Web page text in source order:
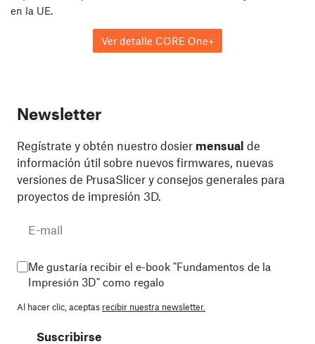
en la UE.
Ver detalle CORE One+
Newsletter
Regístrate y obtén nuestro dosier mensual de
información útil sobre nuevos firmwares, nuevas
versiones de PrusaSlicer y consejos generales para
proyectos de impresión 3D.
Me gustaría recibir el e-book "Fundamentos de la
Impresión 3D" como regalo
Al hacer clic, aceptas recibir nuestra newsletter.
Suscribirse